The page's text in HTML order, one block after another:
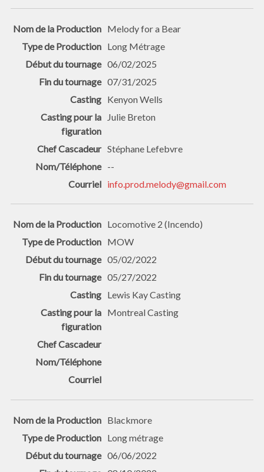
Melody for a Bear
Long Métrage
06/02/2025
07/31/2025
Kenyon Wells
Julie Breton
Stéphane Lefebvre
--
info.prod.melody@gmail.com
Locomotive 2 (Incendo)
MOW
05/02/2022
05/27/2022
Lewis Kay Casting
Montreal Casting
Blackmore
Long métrage
06/06/2022